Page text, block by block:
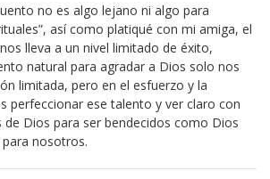
no es algo lejano ni algo para
así como platiqué con mi amiga, el
lleva a un nivel limitado de éxito,
natural para agradar a Dios solo nos
limitada, pero en el esfuerzo y la
perfeccionar ese talento y ver claro con
de Dios para ser bendecidos como Dios
nosotros.